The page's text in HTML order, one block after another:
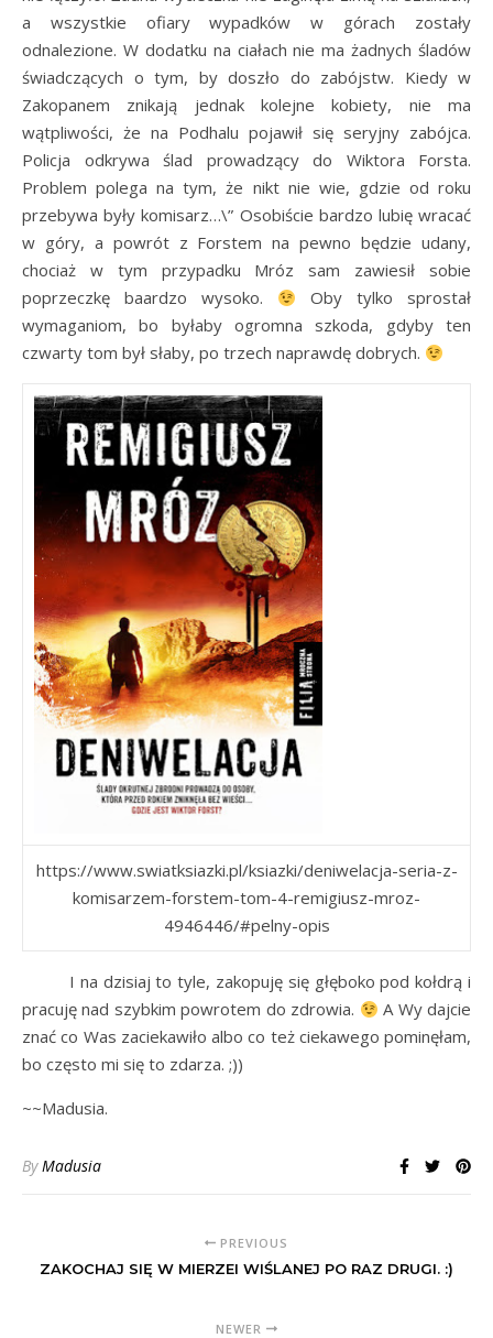
a wszystkie ofiary wypadków w górach zostały
odnalezione. W dodatku na ciałach nie ma żadnych śladów
świadczących o tym, by doszło do zabójstw. Kiedy w
Zakopanem znikają jednak kolejne kobiety, nie ma
wątpliwości, że na Podhalu pojawił się seryjny zabójca.
Policja odkrywa ślad prowadzący do Wiktora Forsta.
Problem polega na tym, że nikt nie wie, gdzie od roku
przebywa były komisarz…\” Osobiście bardzo lubię wracać
w góry, a powrót z Forstem na pewno będzie udany,
chociaż w tym przypadku Mróz sam zawiesił sobie
poprzeczkę baardzo wysoko.
Oby tylko sprostał
wymaganiom, bo byłaby ogromna szkoda, gdyby ten
czwarty tom był słaby, po trzech naprawdę dobrych.
https://www.swiatksiazki.pl/ksiazki/deniwelacja-seria-z-
komisarzem-forstem-tom-4-remigiusz-mroz-
4946446/#pelny-opis
I na dzisiaj to tyle, zakopuję się głęboko pod kołdrą i
pracuję nad szybkim powrotem do zdrowia.
A Wy dajcie
znać co Was zaciekawiło albo co też ciekawego pominęłam,
bo często mi się to zdarza. ;))
~~Madusia.
ByMadusia
PREVIOUS
ZAKOCHAJ SIĘ W MIERZEI WIŚLANEJ PO RAZ DRUGI. :)
NEWER